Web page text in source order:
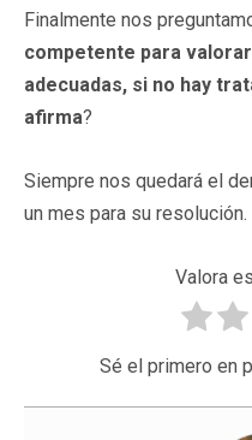
Finalmente nos
competente para
adecuadas, si no hay
afirma?
Siempre nos quedará el
un mes para su resolución.
Valora
Sé el primero en